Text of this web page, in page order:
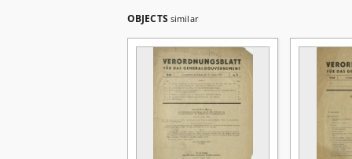
OBJECTS similar